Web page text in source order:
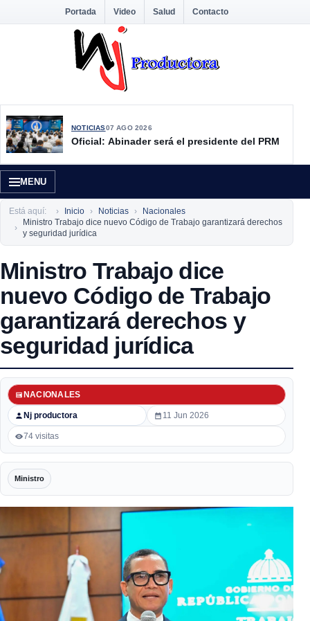
Portada Video Salud Contacto
NOTICIAS07 AGO 2026
Oficial: Abinader será el presidente del PRM
MENU
Está aquí: Inicio Noticias
Nacionales
Ministro Trabajo dice nuevo Código de Trabajo garantizará derechos
y seguridad jurídica
Ministro Trabajo dice
nuevo Código de Trabajo
garantizará derechos y
seguridad jurídica
Nj productora
NACIONALES
11 Jun 2026
74 visitas
Ministro